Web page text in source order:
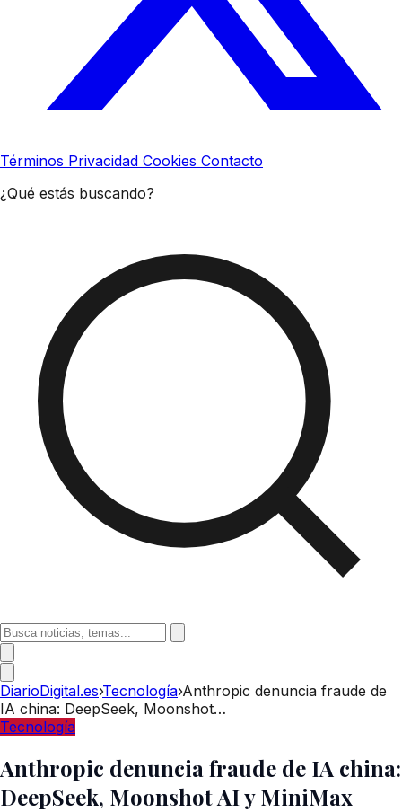
Términos Privacidad Cookies Contacto
¿Qué estás buscando?
DiarioDigital.es›Tecnología›Anthropic denuncia fraude de
IA china: DeepSeek, Moonshot…
Tecnología
Anthropic denuncia fraude de IA china:
DeepSeek, Moonshot AI y MiniMax